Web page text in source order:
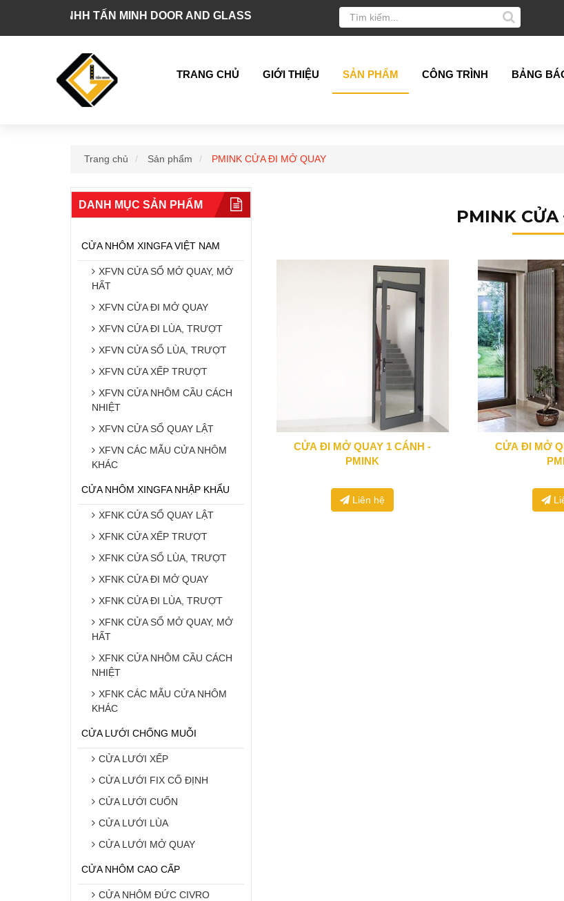
TNHH TẤN MINH DOOR AND GLASS
TRANG CHỦ GIỚI THIỆU SẢN PHẨM CÔNG TRÌNH BẢNG
Trang chủ Sản phẩm PMINK CỬA ĐI MỞ QUAY
DANH MỤC SẢN PHẨM
CỬA NHÔM XINGFA VIỆT NAM
XFVN CỬA SỔ MỞ QUAY, MỞ
HẤT
XFVN CỬA ĐI MỞ QUAY
XFVN CỬA ĐI LÙA, TRƯỢT
XFVN CỬA SỔ LÙA, TRƯỢT
XFVN CỬA XẾP TRƯỢT
XFVN CỬA NHÔM CẦU CÁCH
NHIỆT
XFVN CỬA SỔ QUAY LẬT
XFVN CÁC MẪU CỬA NHÔM
KHÁC
CỬA NHÔM XINGFA NHẬP KHẨU
XFNK CỬA SỔ QUAY LẬT
XFNK CỬA XẾP TRƯỢT
XFNK CỬA SỔ LÙA, TRƯỢT
XFNK CỬA ĐI MỞ QUAY
XFNK CỬA ĐI LÙA, TRƯỢT
XFNK CỬA SỔ MỞ QUAY, MỞ
HẤT
XFNK CỬA NHÔM CẦU CÁCH
NHIỆT
XFNK CÁC MẪU CỬA NHÔM
KHÁC
CỬA LƯỚI CHỐNG MUỖI
CỬA LƯỚI XẾP
CỬA LƯỚI FIX CỐ ĐỊNH
CỬA LƯỚI CUỐN
CỬA LƯỚI LÙA
CỬA LƯỚI MỞ QUAY
CỬA NHÔM CAO CẤP
CỬA NHÔM ĐỨC CIVRO
PMINK
0943 666 466
CỬA ĐI MỞ QUAY 1 CÁNH -
PMINK
Liên hệ
0943
CỬA ĐI MỞ